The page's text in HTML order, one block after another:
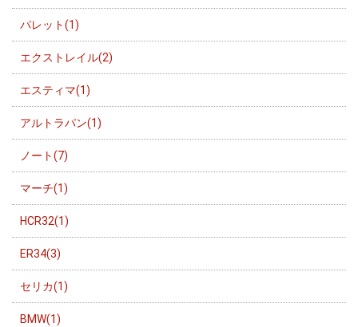
パレット(1)
エクストレイル(2)
エスティマ(1)
アルトラパン(1)
ノート(7)
マーチ(1)
HCR32(1)
ER34(3)
セリカ(1)
BMW(1)